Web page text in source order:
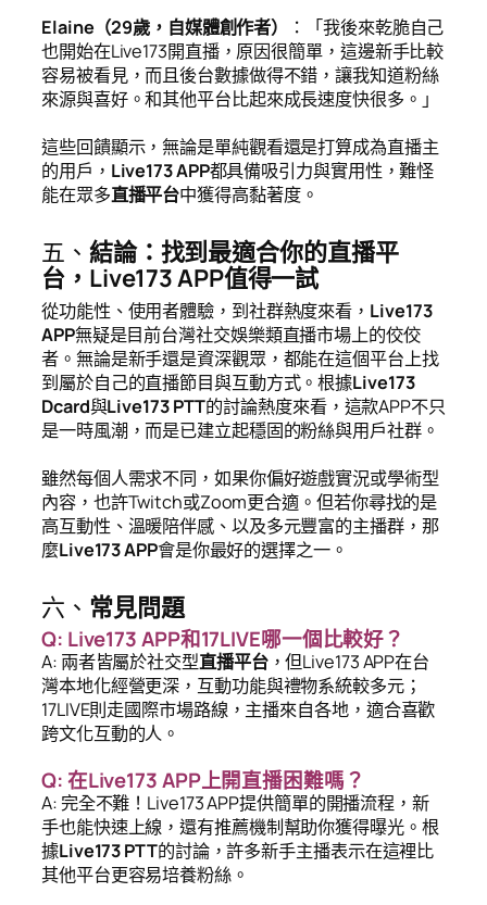
Elaine（29歲，自媒體創作者）
：「我後來乾脆自己
也開始在Live173開直播，原因很簡單，這邊新手比較
容易被看見，而且後台數據做得不錯，讓我知道粉絲
來源與喜好。和其他平台比起來成長速度快很多。」
這些回饋顯示，無論是單純觀看還是打算成為直播主
的用戶， Live173 APP都具備吸引力與實用性，難怪
能在眾多直播平台中獲得高黏著度。
五、 結論：找到最適合你的直播平
台，Live173 APP值得一試
從功能性、使用者體驗，到社群熱度來看， Live173
APP無疑是目前台灣社交娛樂類直播市場上的佼佼
者。無論是新手還是資深觀眾，都能在這個平台上找
到屬於自己的直播節目與互動方式。根據Live173
Dcard與Live173 PTT的討論熱度來看，這款APP不只
是一時風潮，而是已建立起穩固的粉絲與用戶社群。
雖然每個人需求不同，如果你偏好遊戲實況或學術型
內容，也許Twitch或Zoom更合適。但若你尋找的是
高互動性、溫暖陪伴感、以及多元豐富的主播群，那
麼Live173 APP會是你最好的選擇之一。
六、 常見問題
Q: Live173 APP和17LIVE哪一個比較好？
A: 兩者皆屬於社交型直播平台，但Live173 APP在台
灣本地化經營更深，互動功能與禮物系統較多元；
17LIVE則走國際市場路線，主播來自各地，適合喜歡
跨文化互動的人。
Q: 在Live173 APP上開直播困難嗎？
A: 完全不難！Live173 APP提供簡單的開播流程，新
手也能快速上線，還有推薦機制幫助你獲得曝光。根
據Live173 PTT的討論，許多新手主播表示在這裡比
其他平台更容易培養粉絲。